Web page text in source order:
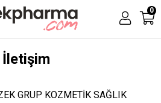
0
İletişim
GRUP KOZMETİK SAĞLIK